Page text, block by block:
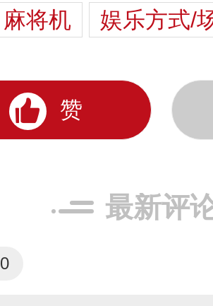
麻将机 娱乐方式/
赞
最新评
0